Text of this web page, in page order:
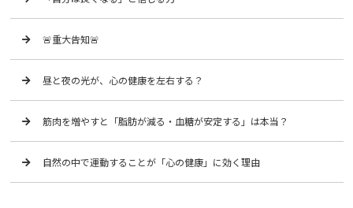
🚨重大告知🚨
昼と夜の光が、心の健康を左右する？
筋肉を増やすと「脂肪が減る・血糖が安定する」は本当？
自然の中で運動することが「心の健康」に効く理由